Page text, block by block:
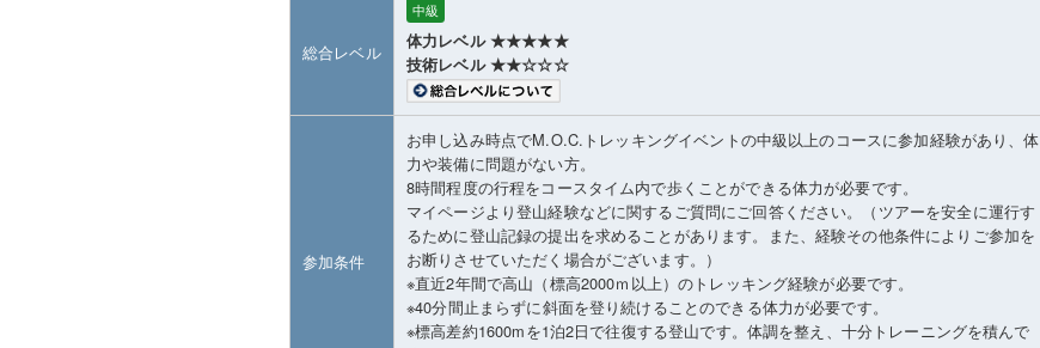
総合レベル
中級
体力レベル ★★★★★
技術レベル ★★☆☆☆
参加条件
お申し込み時点でM.O.C.トレッキングイベントの中級以上のコースに参加経験があり、体
力や装備に問題がない方。
8時間程度の行程をコースタイム内で歩くことができる体力が必要です。
マイページより登山経験などに関するご質問にご回答ください。（ツアーを安全に運行す
るために登山記録の提出を求めることがあります。また、経験その他条件によりご参加を
お断りさせていただく場合がございます。）
※直近2年間で高山（標高2000ｍ以上）のトレッキング経験が必要です。
※40分間止まらずに斜面を登り続けることのできる体力が必要です。
※標高差約1600mを1泊2日で往復する登山です。体調を整え、十分トレーニングを積んで